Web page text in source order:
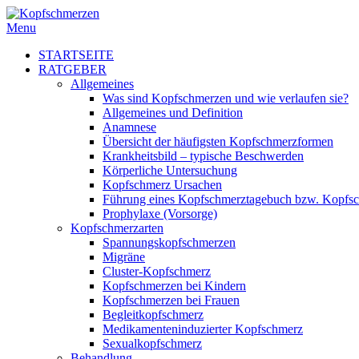
Menu
STARTSEITE
RATGEBER
Allgemeines
Was sind Kopfschmerzen und wie verlaufen sie?
Allgemeines und Definition
Anamnese
Übersicht der häufigsten Kopfschmerzformen
Krankheitsbild – typische Beschwerden
Körperliche Untersuchung
Kopfschmerz Ursachen
Führung eines Kopfschmerztagebuch bzw.
Prophylaxe (Vorsorge)
Kopfschmerzarten
Spannungskopfschmerzen
Migräne
Cluster-Kopfschmerz
Kopfschmerzen bei Kindern
Kopfschmerzen bei Frauen
Begleitkopfschmerz
Medikamenteninduzierter Kopfschmerz
Sexualkopfschmerz